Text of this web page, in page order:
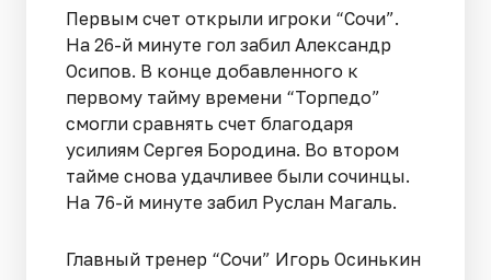
Первым счет открыли игроки “Сочи”.
На 26-й минуте гол забил Александр
Осипов. В конце добавленного к
первому тайму времени “Торпедо”
смогли сравнять счет благодаря
усилиям Сергея Бородина. Во втором
тайме снова удачливее были сочинцы.
На 76-й минуте забил Руслан Магаль.
Главный тренер “Сочи” Игорь Осинькин